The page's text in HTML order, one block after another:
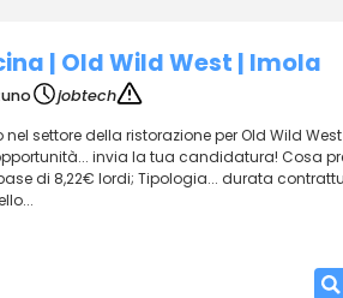
| Old Wild West | Imola
jobtech
settore della ristorazione per Old Wild
invia la tua candidatura! Cosa
di 8,22€ lordi; Tipologia... durata